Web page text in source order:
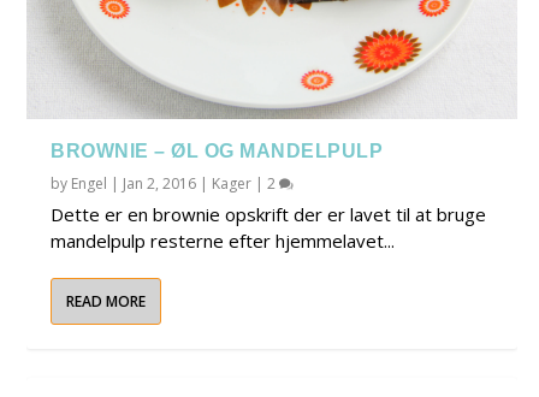
BROWNIE – ØL OG MANDELPULP
by Engel | Jan 2, 2016 | Kager |2
Dette er en brownie opskrift der er lavet til at bruge
mandelpulp resterne efter hjemmelavet...
READ MORE